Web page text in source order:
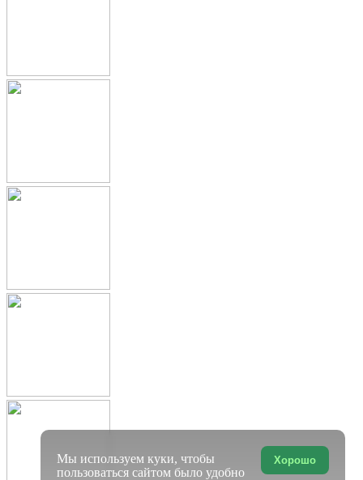
Хорошо
Мы используем куки, чтобы
пользоваться сайтом было удобно